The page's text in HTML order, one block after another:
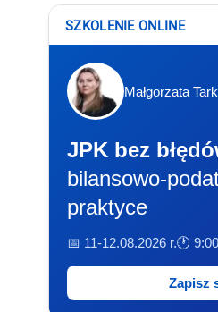
SZKOLENIE ONLINE
Małgorzata
JPK bez
bilansowo-
praktyce
📅 11-12.08.2026 r.🕐
Zapisz